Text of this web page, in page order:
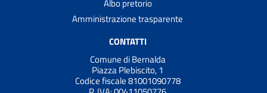
Albo pretorio
Amministrazione trasparente
CONTATTI
Comune di Bernalda
Piazza Plebiscito, 1
Codice fiscale 81001090778